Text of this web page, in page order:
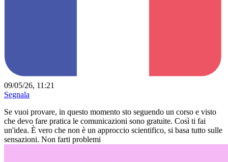
09/05/26, 11:21
Segnala
Se vuoi provare, in questo momento sto seguendo un corso e visto
che devo fare pratica le comunicazioni sono gratuite. Così ti fai
un'idea. È vero che non è un approccio scientifico, si basa tutto sulle
sensazioni. Non farti problemi